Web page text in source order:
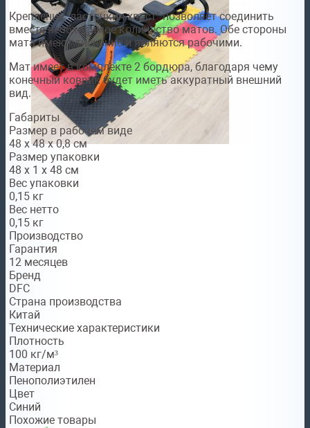
Крепление "ласточкин хвост" позволяет соединить
вместе необходимое количество матов. Обе стороны
мата имеют тиснение и являются рабочими.
Мат имеет в комплекте 2 бордюра, благодаря чему
конечный коврик будет иметь аккуратный внешний
вид.
Габариты
Размер в рабочем виде
48 х 48 х 0,8 см
Размер упаковки
48 х 1 х 48 см
Вес упаковки
0,15 кг
Вес нетто
0,15 кг
Производство
Гарантия
12 месяцев
Бренд
DFC
Страна производства
Китай
Технические характеристики
Плотность
100 кг/м³
Материал
Пенополиэтилен
Цвет
Синий
Похожие товары